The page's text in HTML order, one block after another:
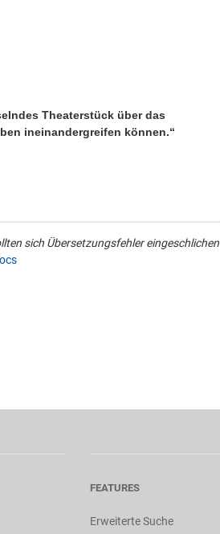
Theaterstück über das
ineinandergreifen können.“
sich Übersetzungsfehler eingeschlichen
FEATURES
Erweiterte Suche